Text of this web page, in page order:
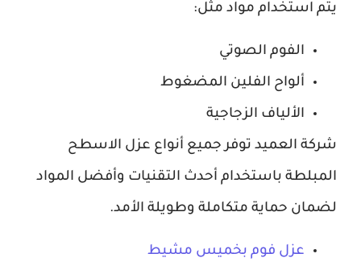
يتم استخدام مواد مثل:
الفوم الصوتي
ألواح الفلين المضغوط
الألياف الزجاجية
شركة العميد توفر جميع أنواع عزل الاسطح
المبلطة باستخدام أحدث التقنيات وأفضل المواد
لضمان حماية متكاملة وطويلة الأمد.
عزل فوم بخميس مشيط